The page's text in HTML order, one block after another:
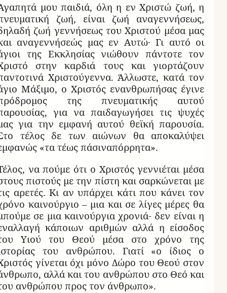
μου παιδιά, όλη η εν Χριστώ ζωή, η
ζωή, είναι ζωή αναγεννήσεως,
ζωή γεννήσεως του Χριστού μέσα μας
αναγεννήσεώς μας εν Αυτώ· Γι αυτό οι
της Εκκλησίας νιώθουν πάντοτε τον
στην καρδιά τους και γιορτάζουν
Χριστούγεννα. Άλλωστε, κατά τον
Μάξιμο, ο Χριστός ενανθρωπήσας έγινε
της πνευματικής αυτού
για να παιδαγωγήσει τις ψυχές
για την εμφανή αυτού θεϊκή παρουσία.
τέλος δε των αιώνων θα αποκαλύψει
«τα τέως πάσιναπόρρητα».
να πούμε ότι ο Χριστός γεννιέται μέσα
πιστούς με την πίστη και σαρκώνεται με
αρετές. Κι αν υπάρχει κάτι που κάνει τον
καινούργιο – μια και σε λίγες μέρες θα
σε μια καινούργια χρονιά- δεν είναι η
κάποιων αριθμών αλλά η είσοδος
Υιού του Θεού μέσα στο χρόνο της
του ανθρώπου. Γιατί «ο ίδιος ο
γίνεται όχι μόνο Δώρο του Θεού στον
αλλά και του ανθρώπου στο Θεό και
ανθρώπου προς τον άνθρωπο».